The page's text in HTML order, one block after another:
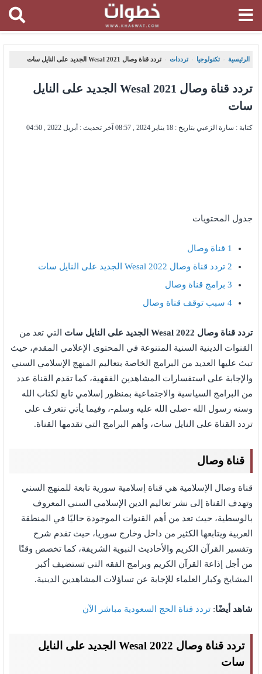
الرئيسية ، تكنولوجيا ، ترددات ، تردد قناة وصال Wesal 2021 الجديد على النايل سات
تردد قناة وصال Wesal 2021 الجديد على النايل
سات
كتابة : سارة الزعبي بتاريخ : 18 يناير 2024 , 08:57 آخر تحديث : أبريل 2022 , 04:50
جدول المحتويات
1 قناة وصال
2 تردد قناة وصال Wesal 2022 الجديد على النايل سات
3 برامج قناة وصال
4 سبب توقف قناة وصال
تردد قناة وصال Wesal 2022 الجديد على النايل سات
التي تعد من
القنوات الدينية السنية المتنوعة في المحتوى الإعلامي المقدم، حيث
تبث عليها العديد من البرامج الخاصة بتعاليم المنهج الإسلامي السني
والإجابة على استفسارات المشاهدين الفقهية، كما تقدم القناة عدد
من البرامج السياسية والاجتماعية بمنظور إسلامي تابع لكتاب الله
وسنه رسول الله -صلى الله عليه وسلم-، وفيما يأتي نتعرف على
تردد القناة على النايل سات، وأهم البرامج التي تقدمها القناة.
قناة وصال
قناة وصال الإسلامية هي قناة إسلامية سورية تابعة للمنهج السني
وتهدف القناة إلى نشر تعاليم الدين الإسلامي السني المعروف
بالوسطية، حيث تعد من أهم القنوات الموجودة حاليًا في المنطقة
العربية ويتابعها الكثير من داخل وخارج سوريا، حيث تقدم شرح
وتفسير القرآن الكريم والأحاديث النبوية الشريفة، كما تخصص وقتًا
من أجل إذاعة القرآن الكريم وبرامج الفقه التي تستضيف أكبر
المشايخ وكبار العلماء للإجابة عن تساؤلات المشاهدين الدينية.
شاهد أيضًا: تردد قناة الحج السعودية مباشر الآن
تردد قناة وصال Wesal 2022 الجديد على النايل
سات